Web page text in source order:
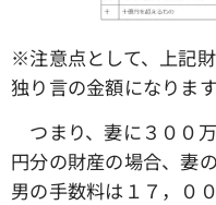
※注意点として、上記
独り言の金額になります
つまり、妻に３００
円分の財産の場合、妻
男の手数料は１７，０